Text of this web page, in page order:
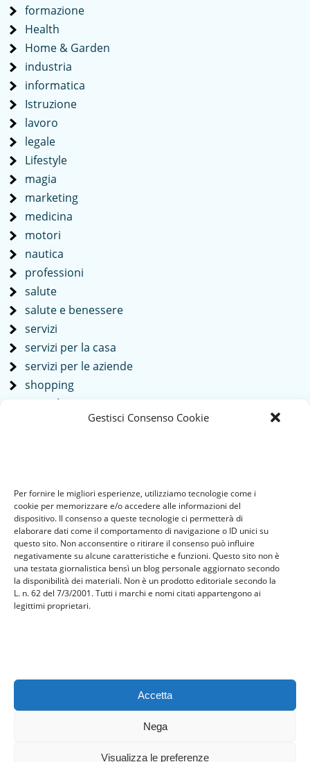
Gestisci Consenso Cookie
Per fornire le migliori esperienze, utilizziamo tecnologie come i
cookie per memorizzare e/o accedere alle informazioni del
dispositivo. Il consenso a queste tecnologie ci permetterà di
elaborare dati come il comportamento di navigazione o ID unici su
questo sito. Non acconsentire o ritirare il consenso può influire
negativamente su alcune caratteristiche e funzioni. Questo sito non è
una testata giornalistica bensì un blog personale aggiornato secondo
la disponibilità dei materiali. Non è un prodotto editoriale secondo la
L. n. 62 del 7/3/2001. Tutti i marchi e nomi citati appartengono ai
legittimi proprietari.
Accetta
Nega
Visualizza le preferenze
formazione
Health
Home & Garden
industria
informatica
Istruzione
lavoro
legale
Lifestyle
magia
marketing
medicina
motori
nautica
professioni
salute
salute e benessere
servizi
servizi per la casa
servizi per le aziende
shopping
società
Uncategorized
viaggi
web
web marketing
wedding
Meta